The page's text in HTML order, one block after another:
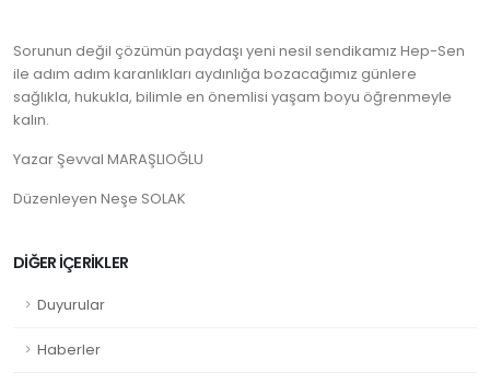
DİĞER İÇERİKLER
Duyurular
Haberler
Sorunun değil çözümün paydaşı yeni nesil sendikamız Hep-Sen
ile adım adım karanlıkları aydınlığa bozacağımız günlere
sağlıkla, hukukla, bilimle en önemlisi yaşam boyu öğrenmeyle
kalın.
Yazar Şevval MARAŞLIOĞLU
Düzenleyen Neşe SOLAK